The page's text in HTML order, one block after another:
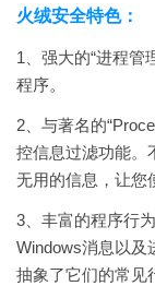
火绒安全特色：
1、强大的“进程管
程序。
2、与著名的
控信息过滤功能。
无用的信息，让您
3、丰富的程序行
Windows消息以及
抽象了它们的常见